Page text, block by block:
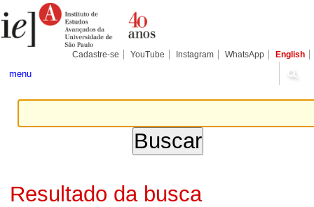
para
conteúdo.
Pessoais
Cadastre-se YouTube Instagram WhatsApp English
menu
Resultado da busca